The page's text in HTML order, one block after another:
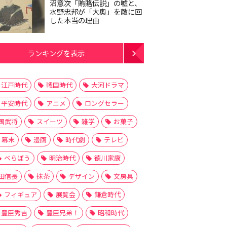
沼意次「賄賂伝説」の嘘と、
水野忠邦が「大奥」を敵に回
した本当の理由
ランキングを表示
江戸時代 戦国時代
大河ドラマ
平安時代
アニメ
ロングセラー
武将
スイーツ 雑学
お菓子
幕末
漫画 時代劇
テレビ
べらぼう
明治時代
徳川家康
信長
抹茶 デザイン
文房具
フィギュア
展覧会
鎌倉時代
豊臣秀吉
豊臣兄弟！
昭和時代